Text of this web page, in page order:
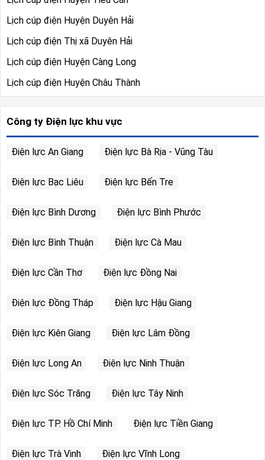
Lịch cúp điện Huyện Duyên Hải
Lịch cúp điện Thị xã Duyên Hải
Lịch cúp điện Huyện Càng Long
Lịch cúp điện Huyện Châu Thành
Công ty Điện lực khu vực
Điện lực An Giang Điện lực Bà Rịa - Vũng Tàu
Điện lực Bạc Liêu Điện lực Bến Tre
Điện lực Bình Dương Điện lực Bình Phước
Điện lực Bình Thuận Điện lực Cà Mau
Điện lực Cần Thơ Điện lực Đồng Nai
Điện lực Đồng Tháp Điện lực Hậu Giang
Điện lực Kiên Giang Điện lực Lâm Đồng
Điện lực Long An Điện lực Ninh Thuận
Điện lực Sóc Trăng Điện lực Tây Ninh
Điện lực TP. Hồ Chí Minh Điện lực Tiền Giang
Điện lực Trà Vinh Điện lực Vĩnh Long